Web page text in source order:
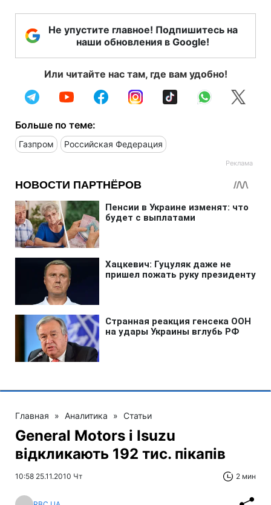
Не упустите главное! Подпишитесь на
наши обновления в Google!
Или читайте нас там, где вам удобно!
Больше по теме:
Газпром Российская Федерация
Главная » Аналитика » Статьи
General Motors і Isuzu
відкликають 192 тис. пікапів
10:58 25.11.2010 Чт 2 мин